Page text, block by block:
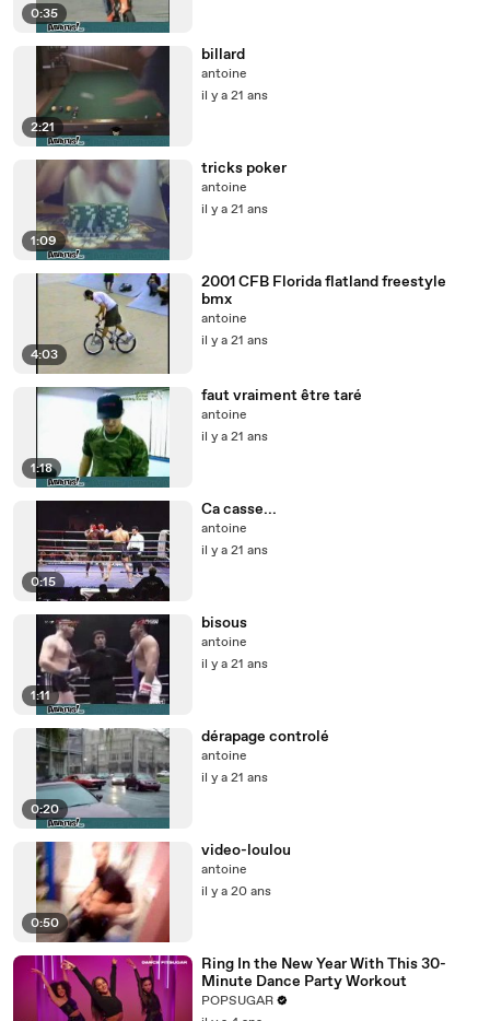
0:35
2:21
billard
antoine
il y a 21 ans
1:09
tricks poker
antoine
il y a 21 ans
4:03
2001 CFB Florida flatland freestyle
bmx
antoine
il y a 21 ans
1:18
faut vraiment être taré
antoine
il y a 21 ans
0:15
Ca casse...
antoine
il y a 21 ans
1:11
bisous
antoine
il y a 21 ans
0:20
dérapage controlé
antoine
il y a 21 ans
0:50
video-loulou
antoine
il y a 20 ans
Ring In the New Year With This 30-
Minute Dance Party Workout
POPSUGAR